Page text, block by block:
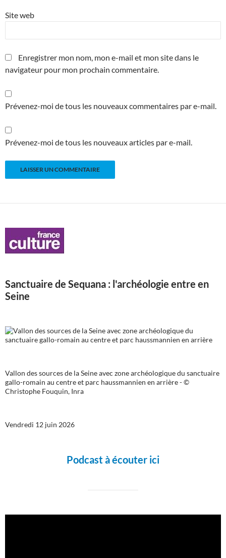
Site web
Enregistrer mon nom, mon e-mail et mon site dans le
navigateur pour mon prochain commentaire.
Prévenez-moi de tous les nouveaux commentaires par e-mail.
Prévenez-moi de tous les nouveaux articles par e-mail.
Sanctuaire de Sequana : l'archéologie entre en
Seine
Vallon des sources de la Seine avec zone archéologique du sanctuaire
gallo-romain au centre et parc haussmannien en arrière - ©
Christophe Fouquin, Inra
Vendredi 12 juin 2026
Podcast à écouter ici